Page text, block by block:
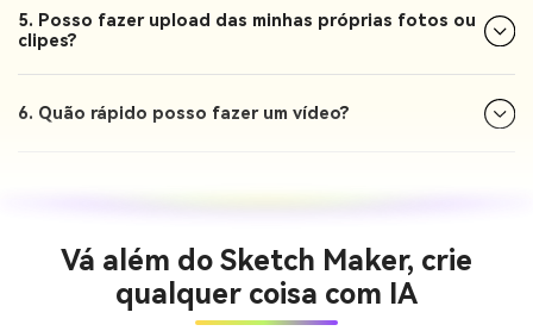
5. Posso fazer upload das minhas próprias fotos ou
clipes?
6. Quão rápido posso fazer um vídeo?
Vá além do Sketch Maker, crie
qualquer coisa com IA